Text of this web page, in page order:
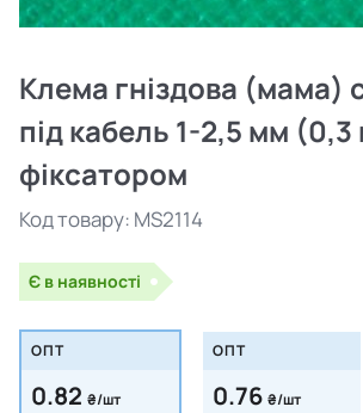
Клема гніздова (мама)
під кабель 1-2,5 мм
фіксатором
Код товару: MS2114
Є в наявності
ОПТ
0.82 ₴/шт
ОПТ
0.76 ₴/шт